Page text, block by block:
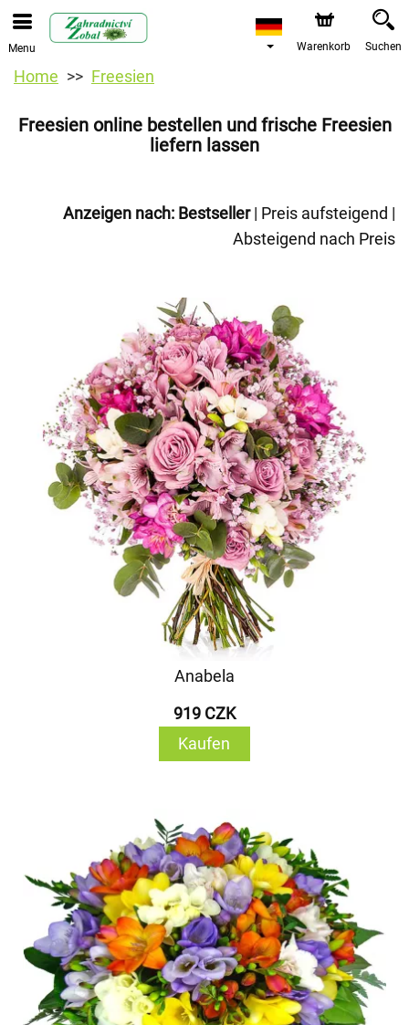
Menu Warenkorb Suchen
Home Freesien
Freesien online bestellen und frische Freesien
liefern lassen
Anzeigen nach: Bestseller| Preis aufsteigend |
Absteigend nach Preis
Anabela
919 CZK
Kaufen